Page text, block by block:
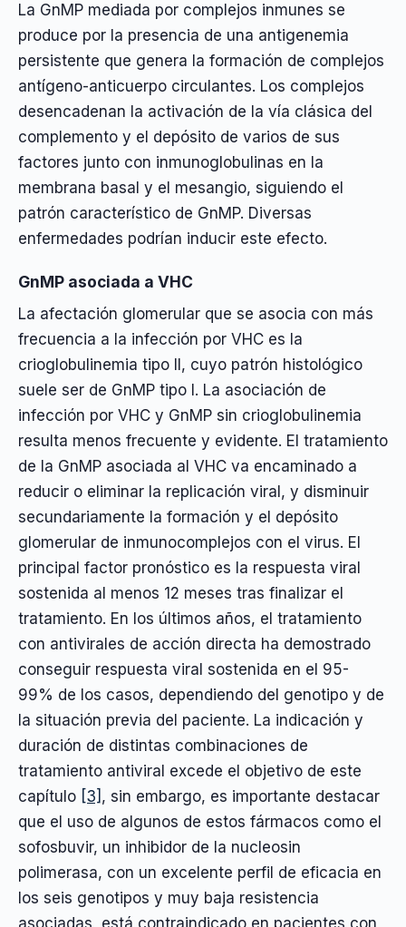
La GnMP mediada por complejos inmunes se
produce por la presencia de una antigenemia
persistente que genera la formación de complejos
antígeno-anticuerpo circulantes. Los complejos
desencadenan la activación de la vía clásica del
complemento y el depósito de varios de sus
factores junto con inmunoglobulinas en la
membrana basal y el mesangio, siguiendo el
patrón característico de GnMP. Diversas
enfermedades podrían inducir este efecto.
GnMP asociada a VHC
La afectación glomerular que se asocia con más
frecuencia a la infección por VHC es la
crioglobulinemia tipo II, cuyo patrón histológico
suele ser de GnMP tipo I. La asociación de
infección por VHC y GnMP sin crioglobulinemia
resulta menos frecuente y evidente. El tratamiento
de la GnMP asociada al VHC va encaminado a
reducir o eliminar la replicación viral, y disminuir
secundariamente la formación y el depósito
glomerular de inmunocomplejos con el virus. El
principal factor pronóstico es la respuesta viral
sostenida al menos 12 meses tras finalizar el
tratamiento. En los últimos años, el tratamiento
con antivirales de acción directa ha demostrado
conseguir respuesta viral sostenida en el 95-
99% de los casos, dependiendo del genotipo y de
la situación previa del paciente. La indicación y
duración de distintas combinaciones de
tratamiento antiviral excede el objetivo de este
capítulo [3] , sin embargo, es importante destacar
que el uso de algunos de estos fármacos como el
sofosbuvir, un inhibidor de la nucleosin
polimerasa, con un excelente perfil de eficacia en
los seis genotipos y muy baja resistencia
asociadas, está contraindicado en pacientes con